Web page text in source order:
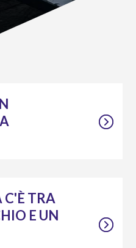
C'È TRA
E UN